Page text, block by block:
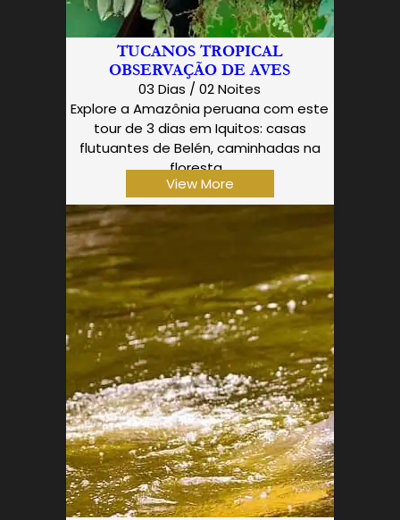
TUCANOS TROPICAL
OBSERVAÇÃO DE AVES
03 Dias / 02 Noites
Explore a Amazônia peruana com este
tour de 3 dias em Iquitos: casas
flutuantes de Belén, caminhadas na
floresta…
View More